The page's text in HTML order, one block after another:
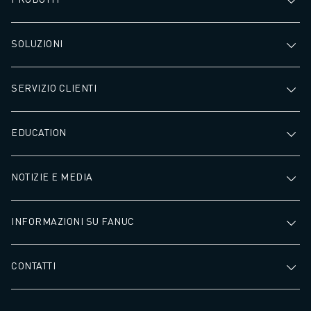
SOLUZIONI
SERVIZIO CLIENTI
EDUCATION
NOTIZIE E MEDIA
INFORMAZIONI SU FANUC
CONTATTI